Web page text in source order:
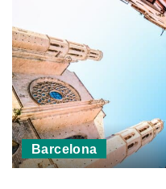
Barcelona